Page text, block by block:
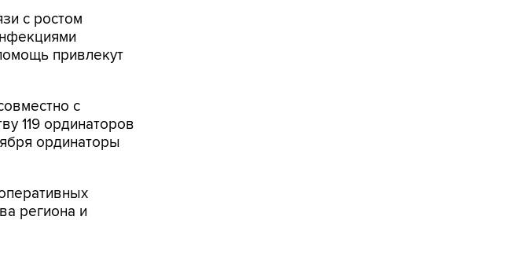
с ростом
привлекут
с
119 ординаторов
ординаторы
региона и